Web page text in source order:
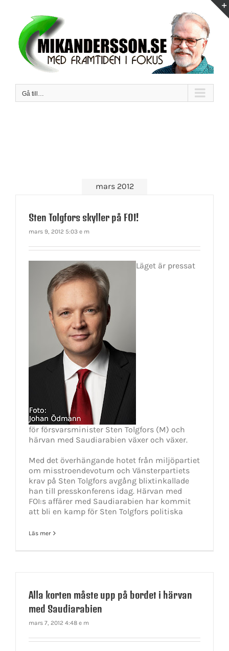
innehållet
Gå till…
mars 2012
Sten Tolgfors skyller på FOI!
mars 9, 2012 5:03 e m
Läget är pressat
för försvarsminister Sten Tolgfors (M) och
härvan med Saudiarabien växer och växer.
Med det överhängande hotet från miljöpartiet
om misstroendevotum och Vänsterpartiets
krav på Sten Tolgfors avgång blixtinkallade
han till presskonferens idag. Härvan med
FOI:s affärer med Saudiarabien har kommit
att bli en kamp för Sten Tolgfors politiska
Läs mer
Alla korten måste upp på bordet i härvan
med Saudiarabien
mars 7, 2012 4:48 e m